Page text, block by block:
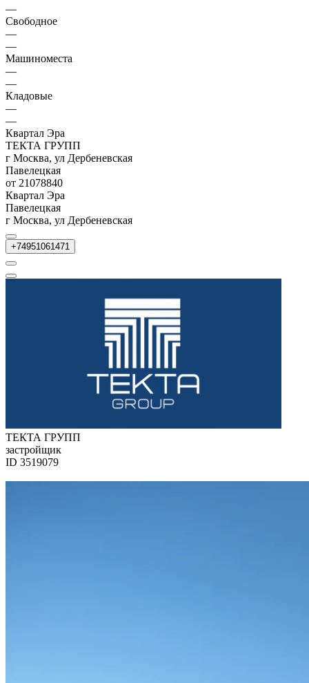
—
Свободное
—
—
Машиноместа
—
—
Кладовые
—
—
Квартал Эра
ТЕКТА ГРУПП
г Москва, ул Дербеневская
Павелецкая
от 21078840
Квартал Эра
Павелецкая
г Москва, ул Дербеневская
+74951061471
ТЕКТА ГРУПП
застройщик
ID 3519079